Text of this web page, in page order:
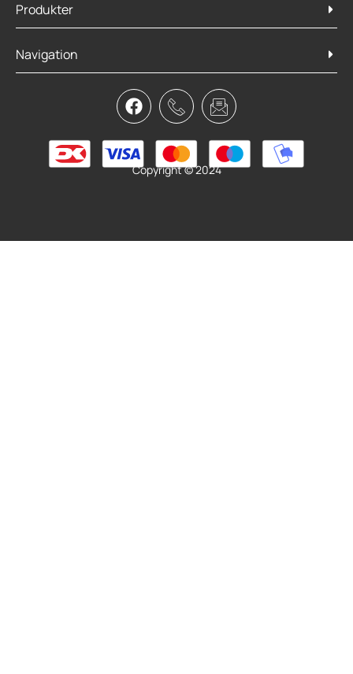
Atran Velo Kurv/Frontlad m læderrem AVS
399,95 kr.
Tilføj til kurv
Produkter
Navigation
Copyright © 2024